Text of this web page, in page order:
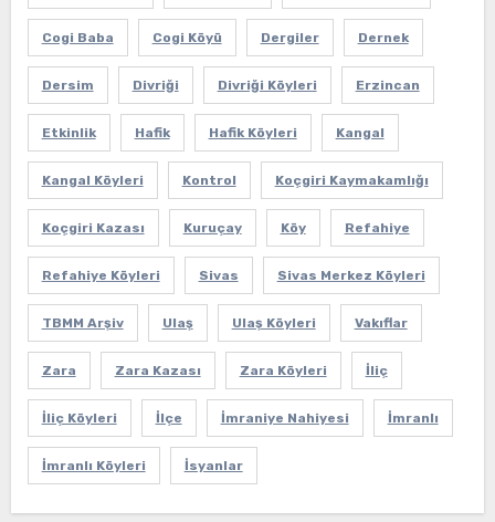
Cogi Baba Cogi Köyü Dergiler Dernek
Dersim Divriği Divriği Köyleri Erzincan
Etkinlik Hafik Hafik Köyleri Kangal
Kangal Köyleri Kontrol Koçgiri Kaymakamlığı
Koçgiri Kazası Kuruçay Köy Refahiye
Refahiye Köyleri Sivas Sivas Merkez Köyleri
TBMM Arşiv Ulaş Ulaş Köyleri Vakıflar
Zara Zara Kazası Zara Köyleri İliç
İliç Köyleri İlçe İmraniye Nahiyesi İmranlı
İmranlı Köyleri İsyanlar